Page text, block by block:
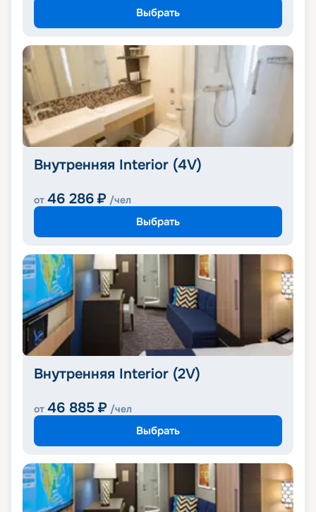
Выбрать
Внутренняя Interior (4V)
от 46 286 ₽ /чел
Выбрать
Внутренняя Interior (2V)
от 46 885 ₽ /чел
Выбрать